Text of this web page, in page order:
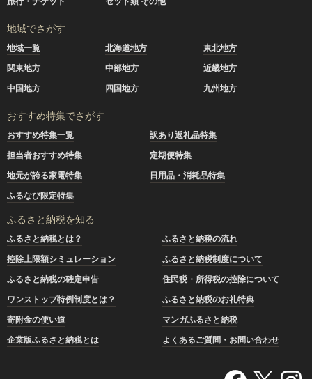
地域でさがす
地域一覧 北海道地方
東北地方
関東地方
中部地方
近畿地方
中国地方
四国地方 九州地方
おすすめ特集でさがす
おすすめ特集一覧
訳あり返礼品特集
担当者おすすめ特集
定期便特集
地元が誇る家電特集
日用品・消耗品特集
ふるなび限定特集
ふるさと納税を知る
ふるさと納税とは？
ふるさと納税の流れ
控除上限額シミュレーション
ふるさと納税制度について
ふるさと納税の確定申告
住民税・所得税の控除について
ワンストップ特例制度とは？
ふるさと納税のお礼特典
寄附金の使い道
マンガふるさと納税
企業版ふるさと納税とは
よくあるご質問・お問い合わせ